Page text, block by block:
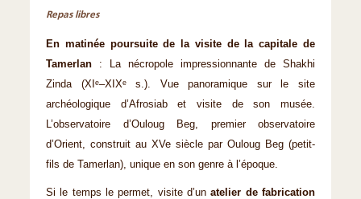
Repas libres
En matinée poursuite de la visite de la capitale de
Tamerlan : La nécropole impressionnante de Shakhi
Zinda (XIᵉ–XIXᵉ s.). Vue panoramique sur le site
archéologique d’Afrosiab et visite de son musée.
L’observatoire d’Ouloug Beg, premier observatoire
d’Orient, construit au XVe siècle par Ouloug Beg (petit-
fils de Tamerlan), unique en son genre à l’époque.
Si le temps le permet, visite d’unatelier de fabrication